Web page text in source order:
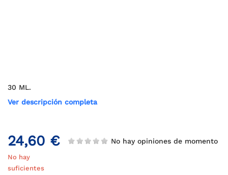
30 ML.
Ver descripción completa
24,60 € No hay opiniones de momento
No hay
suficientes